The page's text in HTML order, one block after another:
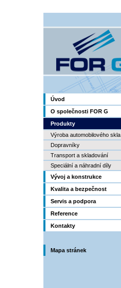
Úvod
O společnosti FOR G
Produkty
Výroba automobilového skla
Dopravníky
Transport a skladování
Speciální a náhradní díly
Vývoj a konstrukce
Kvalita a bezpečnost
Servis a podpora
Reference
Kontakty
Mapa stránek